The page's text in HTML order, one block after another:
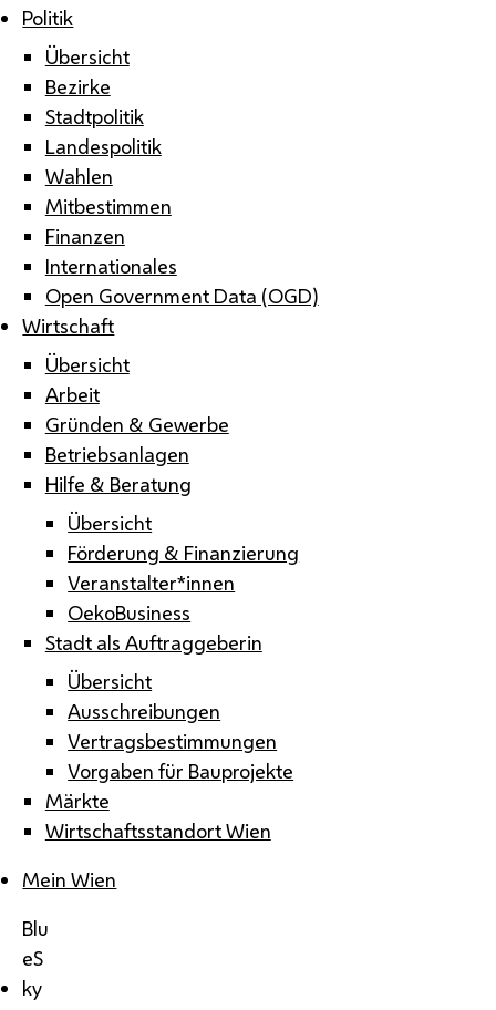
Politik
Übersicht
Bezirke
Stadtpolitik
Landespolitik
Wahlen
Mitbestimmen
Finanzen
Internationales
Open Government Data (OGD)
Wirtschaft
Übersicht
Arbeit
Gründen & Gewerbe
Betriebsanlagen
Hilfe & Beratung
Übersicht
Förderung & Finanzierung
Veranstalter*innen
OekoBusiness
Stadt als Auftraggeberin
Übersicht
Ausschreibungen
Vertragsbestimmungen
Vorgaben für Bauprojekte
Märkte
Wirtschaftsstandort Wien
Mein Wien
Blu
eS
ky